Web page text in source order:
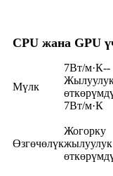
CPU жана GPU
Мүлк
7Вт/м·К--
7Вт/м·К
Өзгөчөлүк
Жогорку
жылуулук